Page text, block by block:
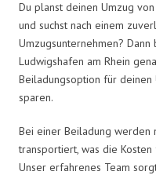
Du planst deinen Umzug
und suchst nach einem
Umzugsunternehmen?
Ludwigshafen am Rhein
Beiladungsoption für
sparen.
Bei einer Beiladung werden
transportiert, was die
Unser erfahrenes Team